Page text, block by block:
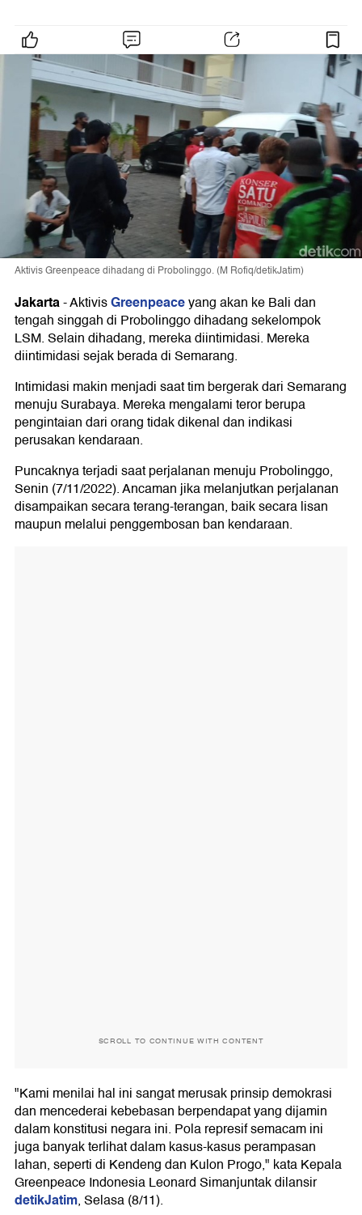
Aktivis Greenpeace dihadang di Probolinggo. (M Rofiq/detikJatim)
Jakarta-AktivisGreenpeaceyang akan ke Bali dan
tengah singgah di Probolinggo dihadang sekelompok
LSM. Selain dihadang, mereka diintimidasi. Mereka
diintimidasi sejak berada di Semarang.
Intimidasi makin menjadi saat tim bergerak dari Semarang
menuju Surabaya. Mereka mengalami teror berupa
pengintaian dari orang tidak dikenal dan indikasi
perusakan kendaraan.
Puncaknya terjadi saat perjalanan menuju Probolinggo,
Senin (7/11/2022). Ancaman jika melanjutkan perjalanan
disampaikan secara terang-terangan, baik secara lisan
maupun melalui penggembosan ban kendaraan.
SCROLL TO CONTINUE WITH CONTENT
"Kami menilai hal ini sangat merusak prinsip demokrasi
dan mencederai kebebasan berpendapat yang dijamin
dalam konstitusi negara ini. Pola represif semacam ini
juga banyak terlihat dalam kasus-kasus perampasan
lahan, seperti di Kendeng dan Kulon Progo," kata Kepala
Greenpeace Indonesia Leonard Simanjuntak dilansir
detikJatim, Selasa (8/11).